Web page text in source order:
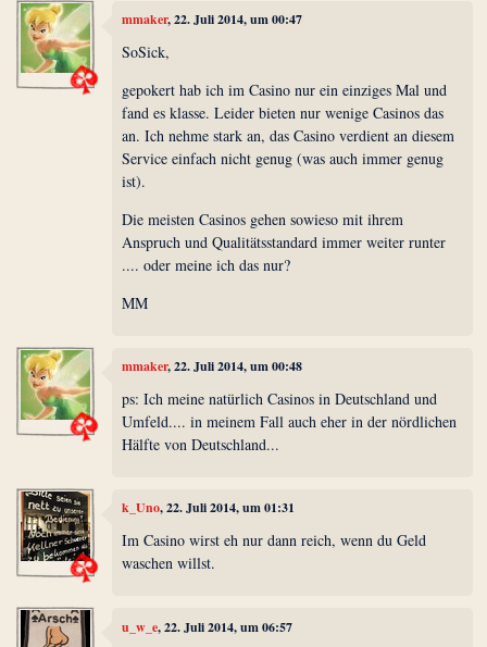
mmaker, 22. Juli 2014, um 00:47
SoSick,
gepokert hab ich im Casino nur ein einziges Mal und
fand es klasse. Leider bieten nur wenige Casinos das
an. Ich nehme stark an, das Casino verdient an diesem
Service einfach nicht genug (was auch immer genug
ist).
Die meisten Casinos gehen sowieso mit ihrem
Anspruch und Qualitätsstandard immer weiter runter
.... oder meine ich das nur?
MM
mmaker, 22. Juli 2014, um 00:48
ps: Ich meine natürlich Casinos in Deutschland und
Umfeld.... in meinem Fall auch eher in der nördlichen
Hälfte von Deutschland...
k_Uno, 22. Juli 2014, um 01:31
Im Casino wirst eh nur dann reich, wenn du Geld
waschen willst.
u_w_e, 22. Juli 2014, um 06:57